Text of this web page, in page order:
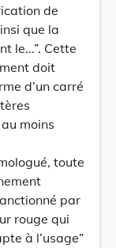
de
que la
le...”. Cette
doit
d’un carré
moins
toute
par
rouge qui
à l’usage”